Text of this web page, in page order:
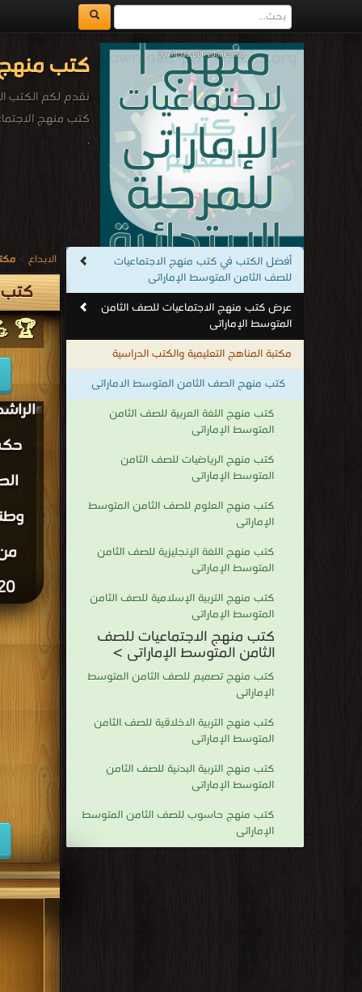
كتب منهج
نقدم لكم الكتب
كتب منهج
.
أفضل الكتب في كتب منهج الاجتماعيات
للصف الثامن المتوسط الإماراتى
عرض كتب منهج الاجتماعيات للصف الثامن
المتوسط الإماراتى
مكتبة المناهج التعليمية والكتب الدراسية
كتب منهج الصف الثامن المتوسط الاماراتى
كتب منهج اللغة العربية للصف الثامن
المتوسط الإماراتى
كتب منهج الرياضيات للصف الثامن
المتوسط الإماراتى
كتب منهج العلوم للصف الثامن المتوسط
الإماراتى
كتب منهج اللغة الإنجليزية للصف الثامن
المتوسط الإماراتى
كتب منهج التربية الإسلامية للصف الثامن
المتوسط الإماراتى
كتب منهج الاجتماعيات للصف
الثامن المتوسط الإماراتى >
كتب منهج تصميم للصف الثامن المتوسط
الإماراتى
كتب منهج التربية الاخلاقية للصف الثامن
المتوسط الإماراتى
كتب منهج التربية البدنية للصف الثامن
المتوسط الإماراتى
كتب منهج حاسوب للصف الثامن المتوسط
الإماراتى
الابداع >
كتب
🏆
محلولة كما
الثامن